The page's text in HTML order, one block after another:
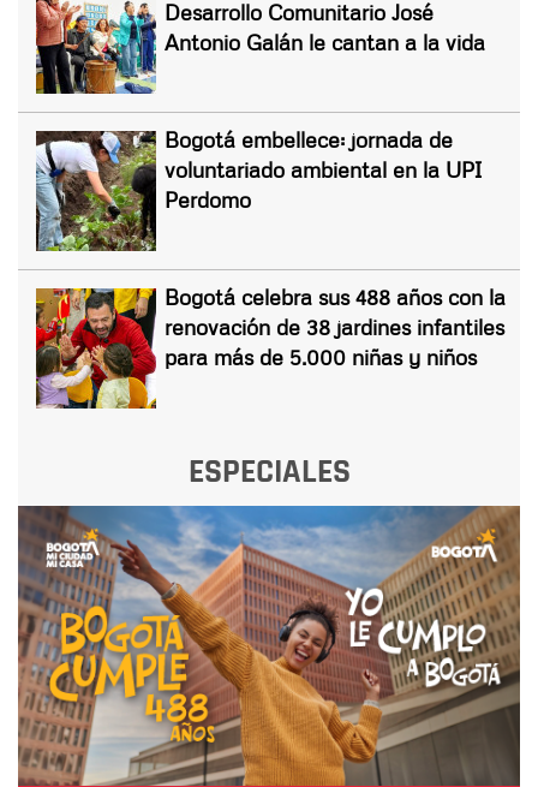
Desarrollo Comunitario José
Antonio Galán le cantan a la vida
Bogotá embellece: jornada de
voluntariado ambiental en la UPI
Perdomo
Bogotá celebra sus 488 años con la
renovación de 38 jardines infantiles
para más de 5.000 niñas y niños
ESPECIALES